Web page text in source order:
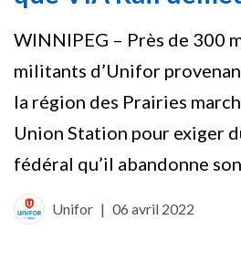
WINNIPEG – Près de 300
militants d’Unifor
la région des Prairies
Union Station pour exiger
fédéral qu’il abandonne son
Unifor | 06 avril 2022